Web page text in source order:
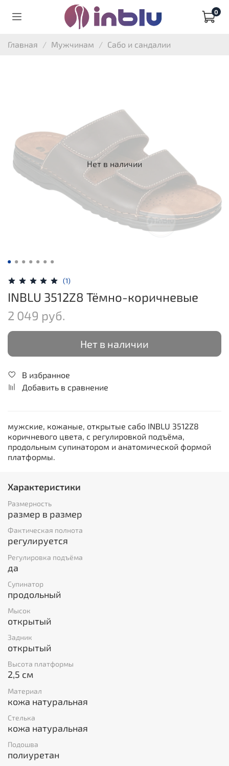
0
Главная Мужчинам Сабо и сандалии
Нет в наличии
(1)
INBLU 3512Z8 Тёмно-коричневые
2 049 руб.
Нет в наличии
В избранное
Добавить в сравнение
мужские, кожаные, открытые сабо INBLU 3512Z8
коричневого цвета, с регулировкой подъёма,
продольным супинатором и анатомической формой
платформы.
Характеристики
Размерность
размер в размер
Фактическая полнота
регулируется
Регулировка подъёма
да
Супинатор
продольный
Мысок
открытый
Задник
открытый
Высота платформы
2,5 см
Материал
кожа натуральная
Стелька
кожа натуральная
Подошва
полиуретан